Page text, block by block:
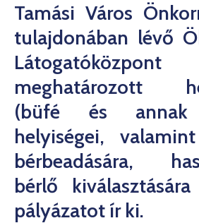
Közérdekű
Turizmus
Fejlesztések
Média
Kultúra
Keresés
Tamási Város
tulajdonában lévő
Látogatóközpont
meghatározott
(büfé és annak
helyiségei,
bérbeadására,
bérlő
pályázatot ír ki.